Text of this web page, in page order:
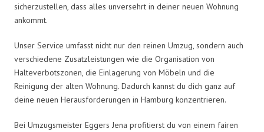
sicherzustellen, dass alles unversehrt in deiner neuen Wohnung
ankommt.
Unser Service umfasst nicht nur den reinen Umzug, sondern auch
verschiedene Zusatzleistungen wie die Organisation von
Halteverbotszonen, die Einlagerung von Möbeln und die
Reinigung der alten Wohnung. Dadurch kannst du dich ganz auf
deine neuen Herausforderungen in Hamburg konzentrieren.
Bei Umzugsmeister Eggers Jena profitierst du von einem fairen